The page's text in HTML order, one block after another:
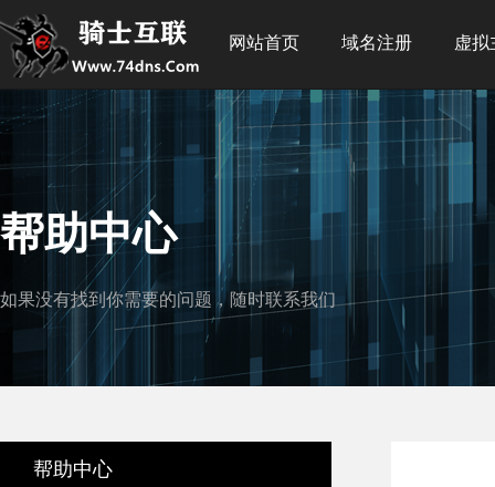
网站首页 域名注册 虚拟
帮助中心
如果没有找到你需要的问题，随时联系我们
帮助中心